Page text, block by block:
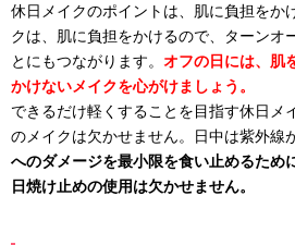
休日メイクのポイントは、肌に負担をか
クは、肌に負担をかけるので、ターンオ
とにもつながります。 オフの日には、肌
かけないメイクを心がけましょう。
できるだけ軽くすることを目指す休日メ
のメイクは欠かせません。日中は紫外線
へのダメージを最小限を食い止めるため
日焼け止めの使用は欠かせません。